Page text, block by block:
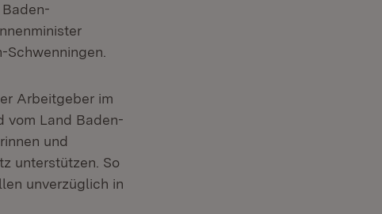
Arbeitgeber im
vom Land Baden-
und
unterstützen. So
unverzüglich in